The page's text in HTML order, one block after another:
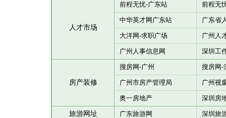
人才市场
前程无忧-广东站 前程无
中华英才网广东站 广东省
大洋网-求职广场 广州人
广州人事信息网 深圳工
房产装修
搜房网-广州 搜房网-
广州市房产管理局 广州视
奥一房地产 深圳房
旅游网址 广东旅游网 深圳旅